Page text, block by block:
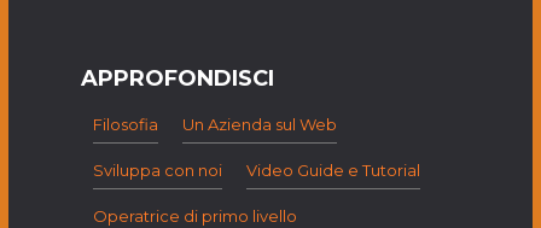
APPROFONDISCI
Filosofia Un Azienda sul Web
Sviluppa con noi Video Guide e Tutorial
Operatrice di primo livello